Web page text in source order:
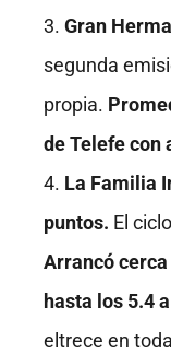
Gran
segunda
propia.
de Telefe con
La Familia
puntos. El
Arrancó
hasta los 5.4
eltrece en